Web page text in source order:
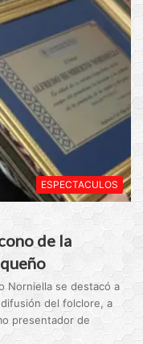
ESPECTACULOS
de la
Norniella se destacó a
del folclore, a
presentador de